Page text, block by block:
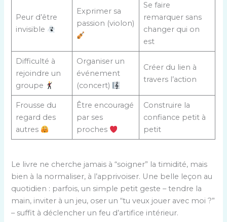
Peur d’être
invisible
Exprimer sa
passion (violon)
Se faire
remarquer sans
changer qui on
est
Difficulté à
rejoindre un
groupe
Organiser un
événement
(concert)
Créer du lien à
travers l’action
Frousse du
regard des
autres
Être encouragé
par ses
proches
Construire la
confiance petit à
petit
Le livre ne cherche jamais à “soigner” la timidité, mais
bien à la normaliser, à l’apprivoiser. Une belle leçon au
quotidien : parfois, un simple petit geste – tendre la
main, inviter à un jeu, oser un “tu veux jouer avec moi ?”
– suffit à déclencher un feu d’artifice intérieur.